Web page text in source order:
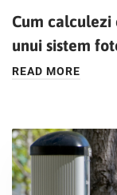
Cum
unui sistem
READ MORE